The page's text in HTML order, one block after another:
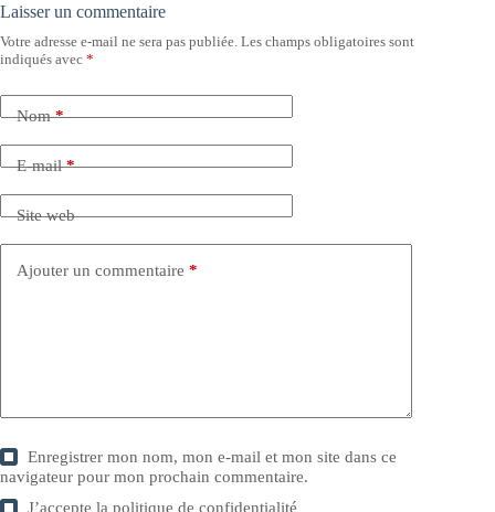
Laisser un commentaire
Votre adresse e-mail ne sera pas publiée. Les champs obligatoires sont
indiqués avec *
Nom*
E-mail*
Site web
Ajouter un commentaire *
Enregistrer mon nom, mon e-mail et mon site dans ce
navigateur pour mon prochain commentaire.
J’accepte lapolitique de confidentialité